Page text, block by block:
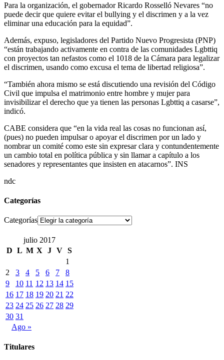
Para la organización, el gobernador Ricardo Rosselló Nevares “no
puede decir que quiere evitar el bullying y el discrimen y a la vez
eliminar una educación para la equidad”.
Además, expuso, legisladores del Partido Nuevo Progresista (PNP)
“están trabajando activamente en contra de las comunidades Lgbttiq
con proyectos tan nefastos como el 1018 de la Cámara para legalizar
el discrimen, usando como excusa el tema de libertad religiosa”.
“También ahora mismo se está discutiendo una revisión del Código
Civil que impulsa el matrimonio entre hombre y mujer para
invisibilizar el derecho que ya tienen las personas Lgbttiq a casarse”,
indicó.
CABE considera que “en la vida real las cosas no funcionan así,
(pues) no pueden impulsar o apoyar el discrimen por un lado y
nombrar un comité como este sin expresar clara y contundentemente
un cambio total en política pública y sin llamar a capítulo a los
senadores y representantes que insisten en atacarnos”. INS
ndc
Categorías
Categorías
julio 2017
D L M X J V S
1
2
3 4 5 6 7
8
9
10 11 12 13 14 15
16 17 18 19 20 21 22
23 24 25 26 27 28 29
30 31
Ago »
Titulares